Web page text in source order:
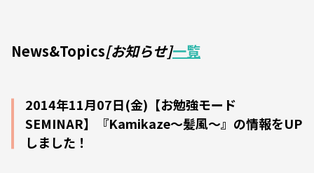
News&Topics[お知らせ]一覧
2014年11月07日(金)【お勉強モード
SEMINAR】『Kamikaze～髪風～』の情報をUP
しました！